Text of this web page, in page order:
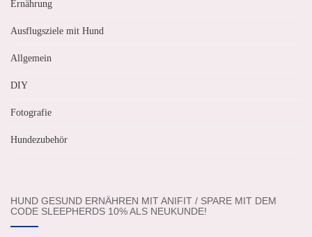
Ernährung
Ausflugsziele mit Hund
Allgemein
DIY
Fotografie
Hundezubehör
HUND GESUND ERNÄHREN MIT ANIFIT / SPARE MIT DEM
CODE SLEEPHERDS 10% ALS NEUKUNDE!